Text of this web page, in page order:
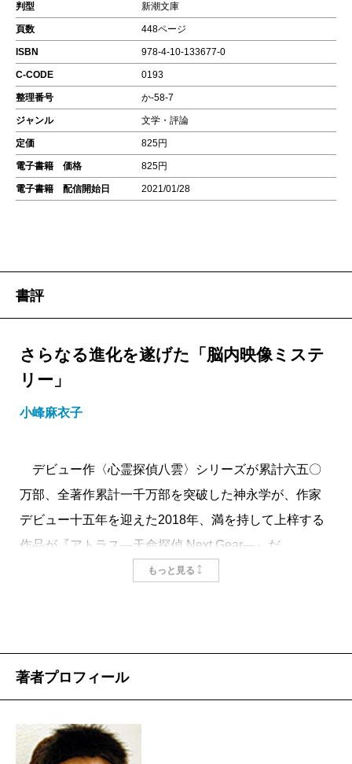
判型 新潮文庫
頁数 448ページ
ISBN 978-4-10-133677-0
C-CODE 0193
整理番号 か-58-7
ジャンル 文学・評論
定価 825円
電子書籍 価格 825円
電子書籍 配信開始日 2021/01/28
書評
さらなる進化を遂げた「脳内映像ミステ
リー」
小峰麻衣子
デビュー作〈心霊探偵八雲〉シリーズが累計六五〇
万部、全著作累計一千万部を突破した神永学が、作家
デビュー十五年を迎えた2018年、満を持して上梓する
作品が『アトラス―天命探偵 Next Gear―』だ。
人の死を夢で予知する少女・志乃から夢の実現を阻
に“天命”を変えるべく奔走する。この
がチームに合流。不死身の強運を持つ真田とバディを
組み、数々の敵と対峙する。シーズン1の最終巻『
もっと見る
著者プロフィール